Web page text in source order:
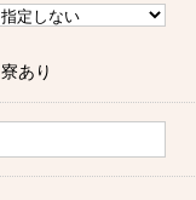
寮あり